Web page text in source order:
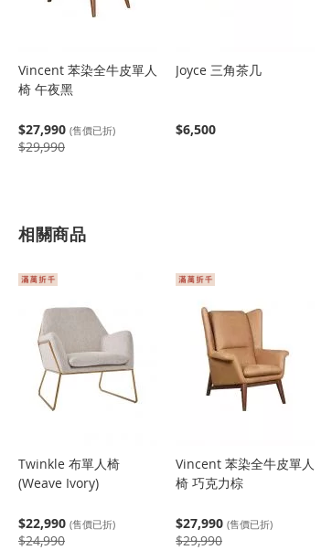
Vincent 苯染全牛皮單人
椅 午夜黑
$27,990 (售價已折)
$29,990
Joyce 三角茶几
$6,500
相關商品
Twinkle 布單人椅
(Weave Ivory)
$22,990 (售價已折)
$24,990
Vincent 苯染全牛皮單人
椅 巧克力棕
$27,990 (售價已折)
$29,990